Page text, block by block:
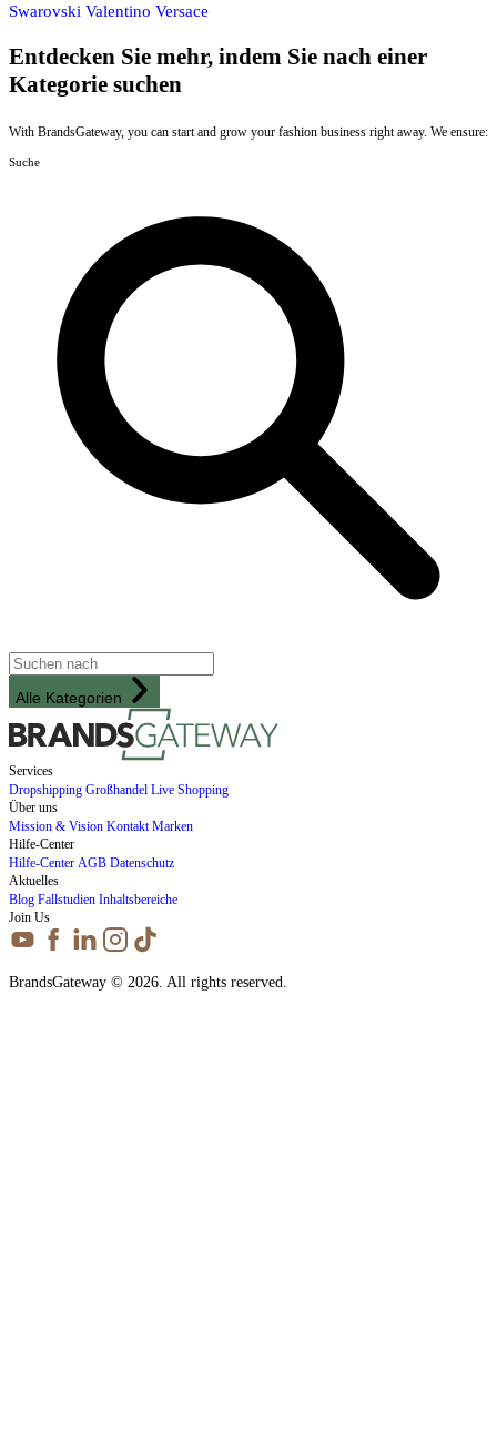
Swarovski Valentino Versace
Entdecken Sie mehr, indem Sie nach einer
Kategorie suchen
With BrandsGateway, you can start and grow your fashion business right away. We ensure:
Suche
Alle Kategorien
Services
Dropshipping Großhandel Live Shopping
Über uns
Mission & Vision Kontakt Marken
Hilfe-Center
Hilfe-Center AGB Datenschutz
Aktuelles
Blog Fallstudien Inhaltsbereiche
Join Us
BrandsGateway © 2026. All rights reserved.